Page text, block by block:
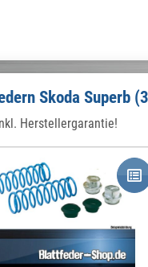
Skoda Superb
Herstellergarantie!